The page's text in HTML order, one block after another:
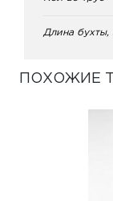
Длина бухты,
ПОХОЖИЕ